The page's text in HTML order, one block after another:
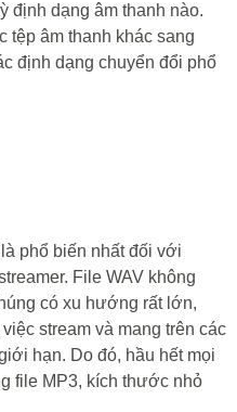
định dạng âm thanh nào.
tệp âm thanh khác sang
định dạng chuyển đổi phổ
phổ biến nhất đối với
File WAV không
có xu hướng rất lớn,
stream và mang trên các
hạn. Do đó, hầu hết mọi
file MP3, kích thước nhỏ